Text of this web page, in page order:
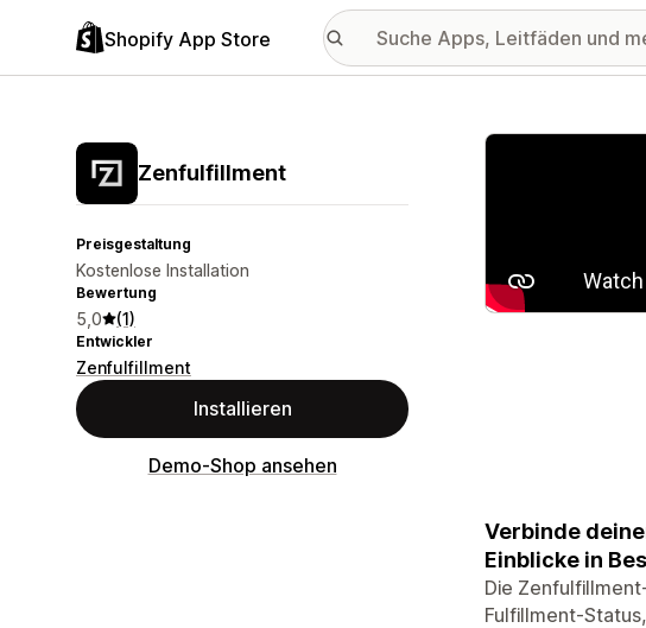
Shopify App Store
Zenfulfillment
Preisgestaltung
Kostenlose Installation
Bewertung
5,0 (1)
Entwickler
Zenfulfillment
Installieren
Demo-Shop ansehen
Vorgestellte
Verbinde
Einblicke in
Die
Fulfillment-